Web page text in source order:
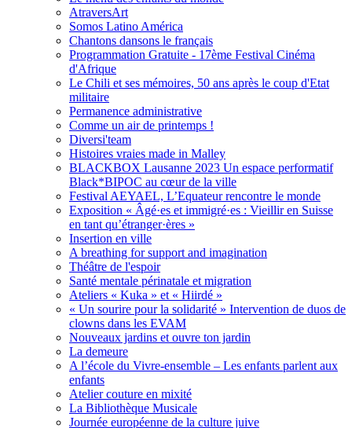
AtraversArt
Somos Latino América
Chantons dansons le français
Programmation Gratuite - 17ème Festival Cinéma
d'Afrique
Le Chili et ses mémoires, 50 ans après le coup d'Etat
militaire
Permanence administrative
Comme un air de printemps !
Diversi'team
Histoires vraies made in Malley
BLACKBOX Lausanne 2023 Un espace performatif
Black*BIPOC au cœur de la ville
Festival AEYAEL, L’Equateur rencontre le monde
Exposition « Âgé·es et immigré·es : Vieillir en Suisse
en tant qu’étranger·ères »
Insertion en ville
A breathing for support and imagination
Théâtre de l'espoir
Santé mentale périnatale et migration
Ateliers « Kuka » et « Hiirdé »
« Un sourire pour la solidarité » Intervention de duos de
clowns dans les EVAM
Nouveaux jardins et ouvre ton jardin
La demeure
A l’école du Vivre-ensemble – Les enfants parlent aux
enfants
Atelier couture en mixité
La Bibliothèque Musicale
Journée européenne de la culture juive